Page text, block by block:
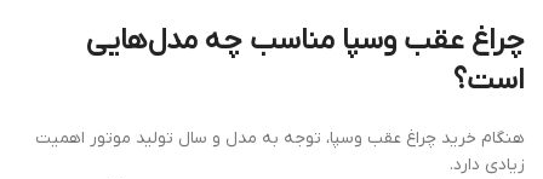
چراغ عقب وسپا مناسب چه مدل‌هایی
است؟
هنگام خرید چراغ عقب وسپا، توجه به مدل و سال تولید موتور اهمیت
زیادی دارد.